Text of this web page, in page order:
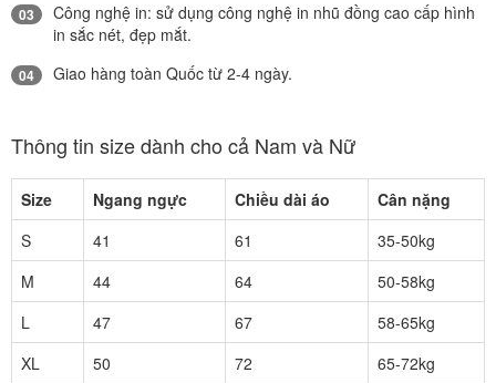
03
Công nghệ in: sử dụng công nghệ in nhũ đồng cao cấp hình
in sắc nét, đẹp mắt.
04 Giao hàng toàn Quốc từ 2-4 ngày.
Thông tin size dành cho cả Nam và Nữ
Size Ngang ngực Chiều dài áo
Cân nặng
S
41 61
35-50kg
M
44 64
50-58kg
L
47 67
58-65kg
XL
50 72
65-72kg